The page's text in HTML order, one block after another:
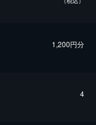
1,200円分
4